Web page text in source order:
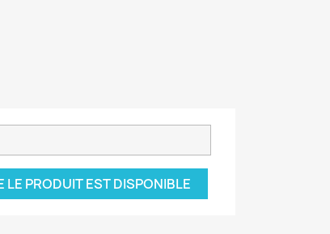
PRODUIT EST DISPONIBLE